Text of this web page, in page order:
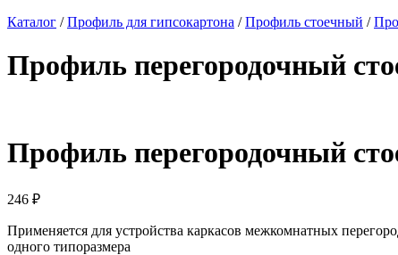
Каталог /Профиль для гипсокартона /Профиль стоечный /
Профиль перегородочный
Профиль перегородочный
246 ₽
Применяется для устройства каркасов межкомнатных
одного типоразмера